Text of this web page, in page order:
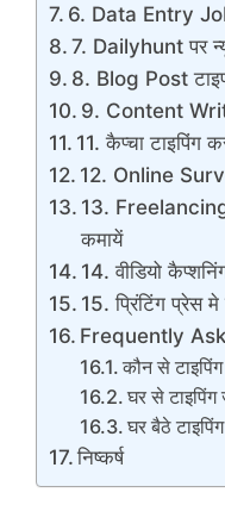
6. Data Entry
7. Dailyhunt पर
8. Blog Post
9. Content
11. कैप्चा टाइपिंग
12. Online
13. Freelancing
कमायें
14. वीडियो
15. प्रिंटिंग प्रेस
Frequently
कौन से
घर से
घर बैठे
निष्कर्ष